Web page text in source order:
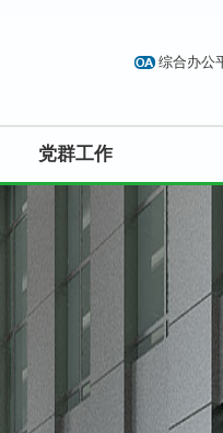
综合办公
党群工作